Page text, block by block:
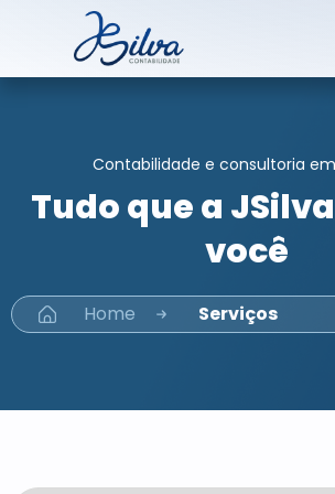
Contabilidade e consultoria
Tudo que a
você
Home Serviços